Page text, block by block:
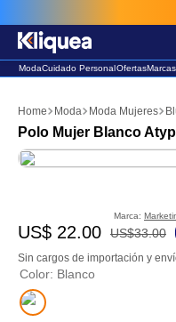
ModaCuidado PersonalOfertas
Moda Moda Mujeres
Polo Mujer Blanco
Marca:
US$ 22.00 US$33.00
Sin cargos de importación y
Color: Blanco
2. sandalia